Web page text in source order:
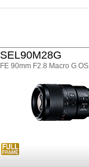
SEL90M28G
FE 90mm F2.8 Macro G